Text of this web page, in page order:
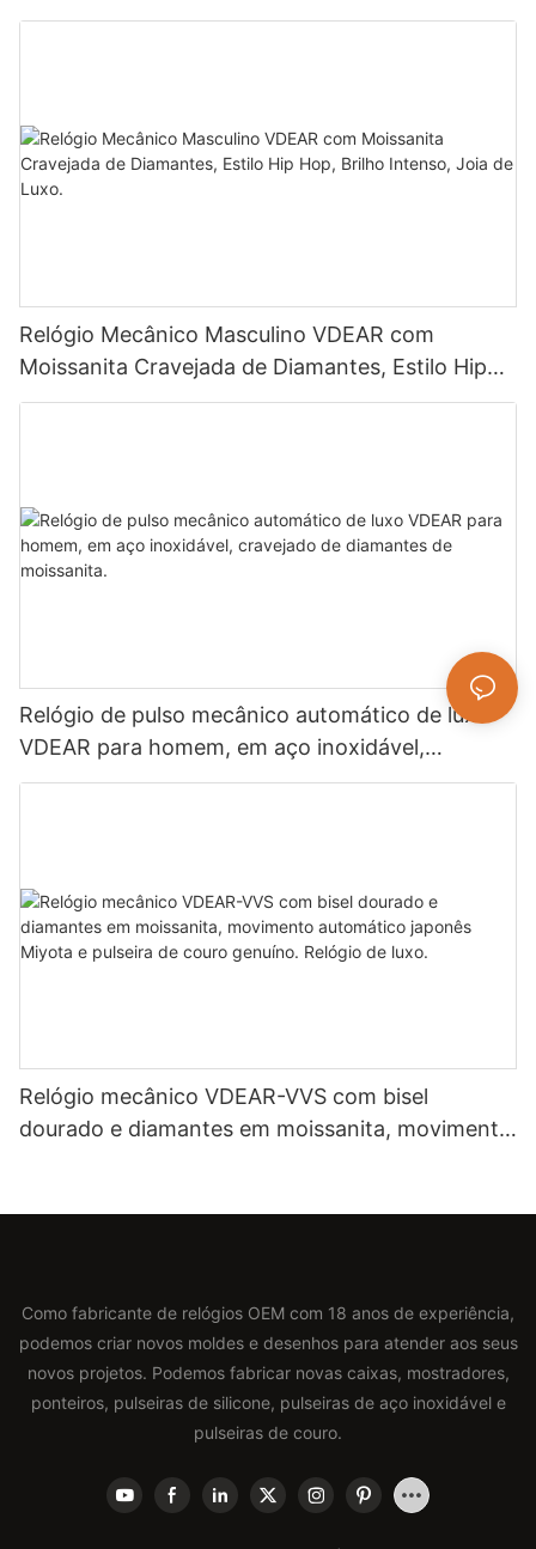
Ouro Rosa de Alta Qualidade, Relógio de Quartzo
Relógio Mecânico Masculino VDEAR com
Moissanita Cravejada de Diamantes, Estilo Hip
Hop, Brilho Intenso, Joia de Luxo.
Relógio de pulso mecânico automático de luxo
VDEAR para homem, em aço inoxidável,
cravejado de diamantes de moissanita.
Relógio mecânico VDEAR-VVS com bisel
dourado e diamantes em moissanita, movimento
Como fabricante de relógios OEM com 18 anos de experiência,
podemos criar novos moldes e desenhos para atender aos seus
novos projetos. Podemos fabricar novas caixas, mostradores,
ponteiros, pulseiras de silicone, pulseiras de aço inoxidável e
pulseiras de couro.